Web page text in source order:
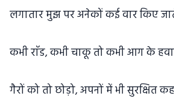
लगातार मुझ पर अनेकों कई वार किए
कभी राॅड, कभी चाकू तो कभी आग के
गैरों को तो छोड़ो, अपनों में भी सुरक्षित